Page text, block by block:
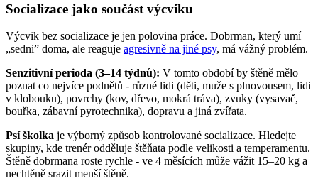
Socializace jako součást výcviku
Výcvik bez socializace je jen polovina práce. Dobrman, který umí
„sedni” doma, ale reaguje agresivně na jiné psy, má vážný problém.
Senzitivní perioda (3–14 týdnů): V tomto období by štěně mělo
poznat co nejvíce podnětů - různé lidi (děti, muže s plnovousem, lidi
v klobouku), povrchy (kov, dřevo, mokrá tráva), zvuky (vysavač,
bouřka, zábavní pyrotechnika), dopravu a jiná zvířata.
Psí školka je výborný způsob kontrolované socializace. Hledejte
skupiny, kde trenér odděluje štěňata podle velikosti a temperamentu.
Štěně dobrmana roste rychle - ve 4 měsících může vážit 15–20 kg a
nechtěně srazit menší štěně.